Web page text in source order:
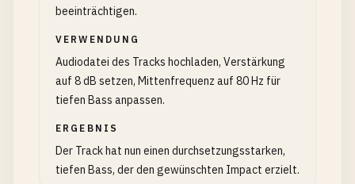
beeinträchtigen.
VERWENDUNG
Audiodatei des Tracks hochladen, Verstärkung
auf 8 dB setzen, Mittenfrequenz auf 80 Hz für
tiefen Bass anpassen.
ERGEBNIS
Der Track hat nun einen durchsetzungsstarken,
tiefen Bass, der den gewünschten Impact erzielt.